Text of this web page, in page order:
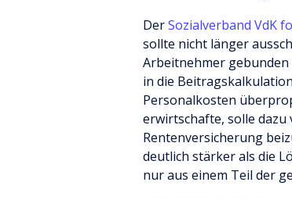
DerSozialverband VdK
sollte nicht länger
Arbeitnehmer
in die
Personalkosten
erwirtschafte, solle
Rentenversicherung
deutlich stärker als die
nur aus einem Teil der